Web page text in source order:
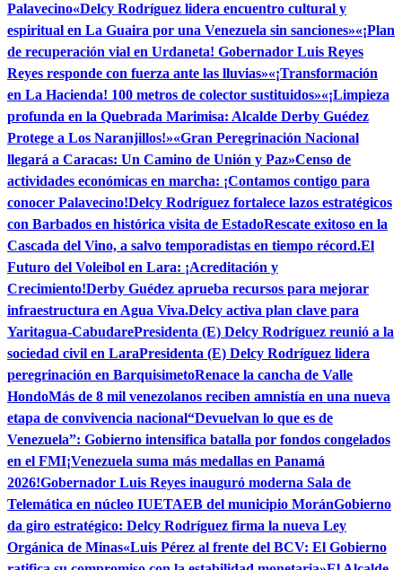
Palavecino«Delcy Rodríguez lidera encuentro cultural y
espiritual en La Guaira por una Venezuela sin sanciones»«¡Plan
de recuperación vial en Urdaneta! Gobernador Luis Reyes
Reyes responde con fuerza ante las lluvias»«¡Transformación
en La Hacienda! 100 metros de colector sustituidos»«¡Limpieza
profunda en la Quebrada Marimisa: Alcalde Derby Guédez
Protege a Los Naranjillos!»«Gran Peregrinación Nacional
llegará a Caracas: Un Camino de Unión y Paz»Censo de
actividades económicas en marcha: ¡Contamos contigo para
conocer Palavecino!Delcy Rodríguez fortalece lazos estratégicos
con Barbados en histórica visita de EstadoRescate exitoso en la
Cascada del Vino, a salvo temporadistas en tiempo récord.El
Futuro del Voleibol en Lara: ¡Acreditación y
Crecimiento!Derby Guédez aprueba recursos para mejorar
infraestructura en Agua Viva.Delcy activa plan clave para
Yaritagua-CabudarePresidenta (E) Delcy Rodríguez reunió a la
sociedad civil en LaraPresidenta (E) Delcy Rodríguez lidera
peregrinación en BarquisimetoRenace la cancha de Valle
HondoMás de 8 mil venezolanos reciben amnistía en una nueva
etapa de convivencia nacional“Devuelvan lo que es de
Venezuela”: Gobierno intensifica batalla por fondos congelados
en el FMI¡Venezuela suma más medallas en Panamá
2026!Gobernador Luis Reyes inauguró moderna Sala de
Telemática en núcleo IUETAEB del municipio MoránGobierno
da giro estratégico: Delcy Rodríguez firma la nueva Ley
Orgánica de Minas«Luis Pérez al frente del BCV: El Gobierno